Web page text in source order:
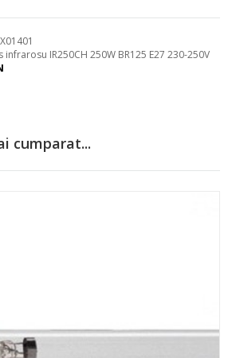
infrarosu IR250CH 250W BR125 E27 230-250V
cumparat...